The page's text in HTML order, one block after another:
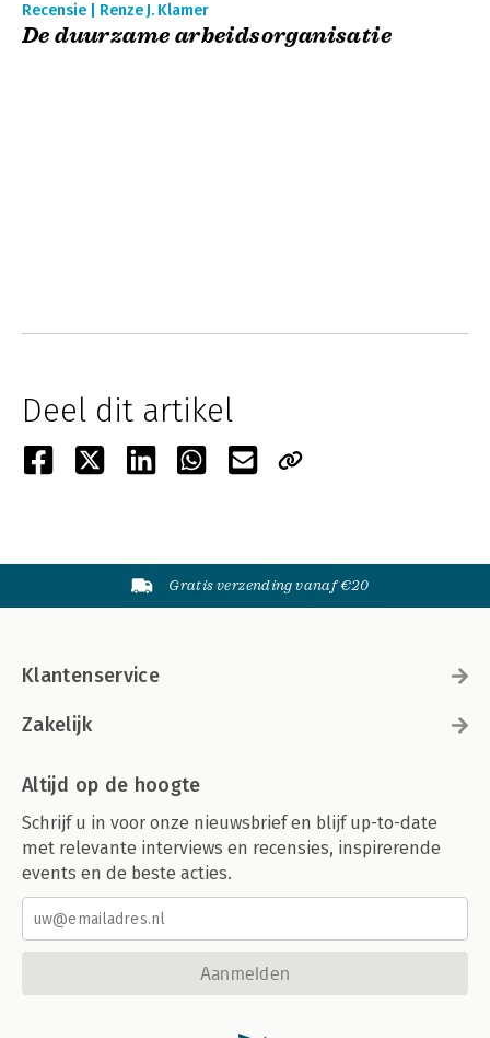
Recensie | Renze J. Klamer
De duurzame arbeidsorganisatie
Deel dit artikel
Gratis verzending vanaf €20
Klantenservice
Zakelijk
Altijd op de hoogte
Schrijf u in voor onze nieuwsbrief en blijf up-to-date
met relevante interviews en recensies, inspirerende
events en de beste acties.
Aanmelden